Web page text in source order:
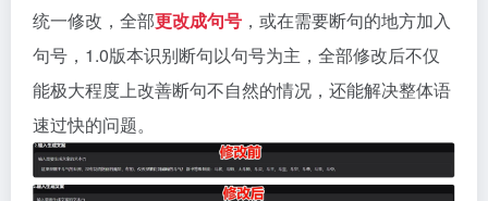
统一修改，全部更改成句号 ，或在需要断句的地方加入
句号，1.0版本识别断句以句号为主，全部修改后不仅
能极大程度上改善断句不自然的情况，还能解决整体语
速过快的问题。